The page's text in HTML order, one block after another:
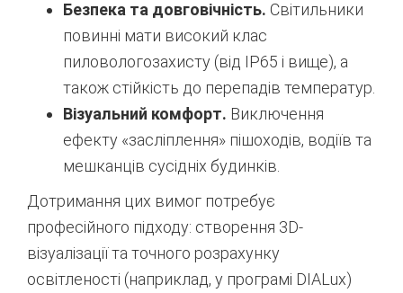
Безпека та довговічність. Світильники
повинні мати високий клас
пиловологозахисту (від IP65 і вище), а
також стійкість до перепадів температур.
Візуальний комфорт. Виключення
ефекту «засліплення» пішоходів, водіїв та
мешканців сусідніх будинків.
Дотримання цих вимог потребує
професійного підходу: створення 3D-
візуалізації та точного розрахунку
освітленості (наприклад, у програмі DIALux)